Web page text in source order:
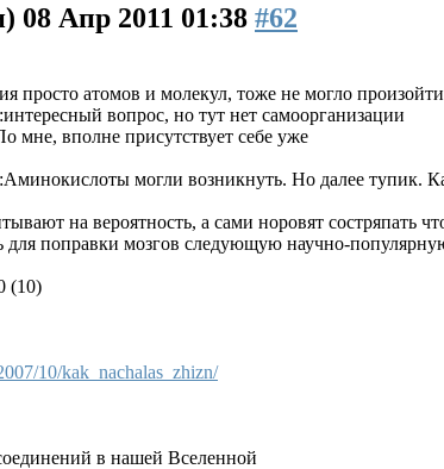
08 Апр 2011 01:38 #62
просто атомов и молекул, тоже не могло
вопрос, но тут нет самоорганизации
мне, вполне присутствует себе уже
могли возникнуть. Но далее тупик.
на вероятность, а сами норовят состряпать
для поправки мозгов следующую научно-
(10)
10/kak_nachalas_zhizn/
в нашей Вселенной